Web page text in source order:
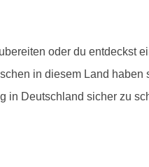
oder du entdeckst
in diesem Land haben
in Deutschland sicher zu